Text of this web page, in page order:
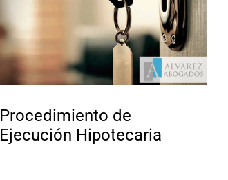
Procedimiento de
Ejecución Hipotecaria